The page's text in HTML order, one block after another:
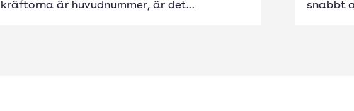
kräftorna är huvudnummer, är det...
snabbt